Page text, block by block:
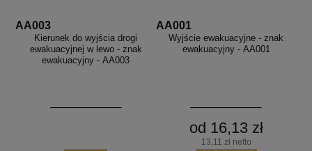
AA003
Kierunek do wyjścia drogi
ewakuacyjnej w lewo - znak
ewakuacyjny - AA003
AA001
Wyjście ewakuacyjne - znak
ewakuacyjny - AA001
od 16,13 zł
13,11 zł netto